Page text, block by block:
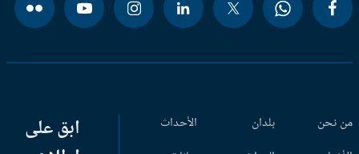
نحن
بلدان
الأحداث
ابق على